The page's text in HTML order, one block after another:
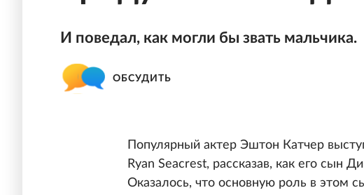
И поведал, как могли бы звать мальчика.
ОБСУДИТЬ
Популярный актер Эштон Катчер
Ryan Seacrest, рассказав, как его сын
Оказалось, что основную роль в этом